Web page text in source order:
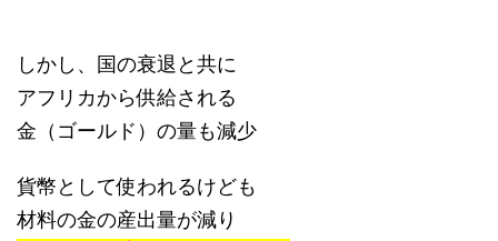
しかし、国の衰退と共に
アフリカから供給される
金（ゴールド）の量も減少
貨幣として使われるけども
材料の金の産出量が減り